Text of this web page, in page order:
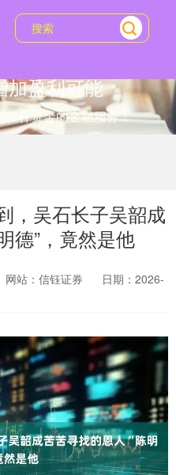
加盈利可能
杆资金的金融服务！
，吴石长子吴韶成
德”，竟然是他
网站：信钰证券
日期：2026-